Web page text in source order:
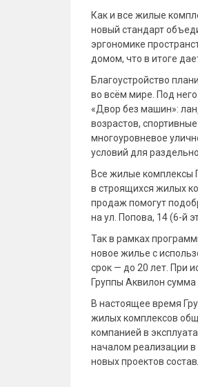
Как и все жилые
новый стандарт
эргономике
домом, что в итоге
Благоустройство
во всём мире. Под
«Двор без машин»:
возрастов,
многоуровневое
условий для
Все жилые комплексы
в строящихся жилых
продаж помогут
на ул. Попова, 14 (6-й
Так в рамках
новое жилье с
срок — до 20 лет. При
Группы Аквилон
В настоящее время
жилых комплексов
компанией в
началом реализации
новых проектов